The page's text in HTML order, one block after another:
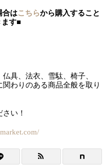
合はこちらから購入すること
す■
具、法衣、雪駄、椅子、
わりのある商品全般を取り
い！